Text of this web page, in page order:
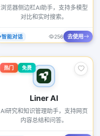
浏览器侧边栏AI助手，支持多模型
对比和实时搜索。
智能对话 256 去使用
热门 免费
Liner AI
AI研究和知识管理助手，支持网页
内容总结和问答。